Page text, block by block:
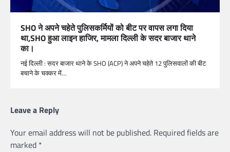
SHO ने अपने चहेते पुलिसकर्मियों को बीट पर वापस लगा दिया
था,SHO हुआ लाइन हाजिर, मामला दिल्ली के सदर बाजार थाने
का।
नई दिल्ली : सदर बाजार थाने के SHO (ACP) ने अपने चहेते 12 पुलिसवालों की बीट
बचाने के चक्कर में…
Leave a Reply
Your email address will not be published. Required fields are
marked *